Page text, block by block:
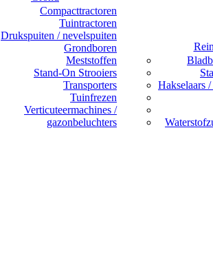
Compacttractoren
Tuintractoren
Drukspuiten / nevelspuiten
Grondboren
Meststoffen
Stand-On Strooiers
Transporters
Tuinfrezen
Verticuteermachines /
gazonbeluchters
Hakselaars